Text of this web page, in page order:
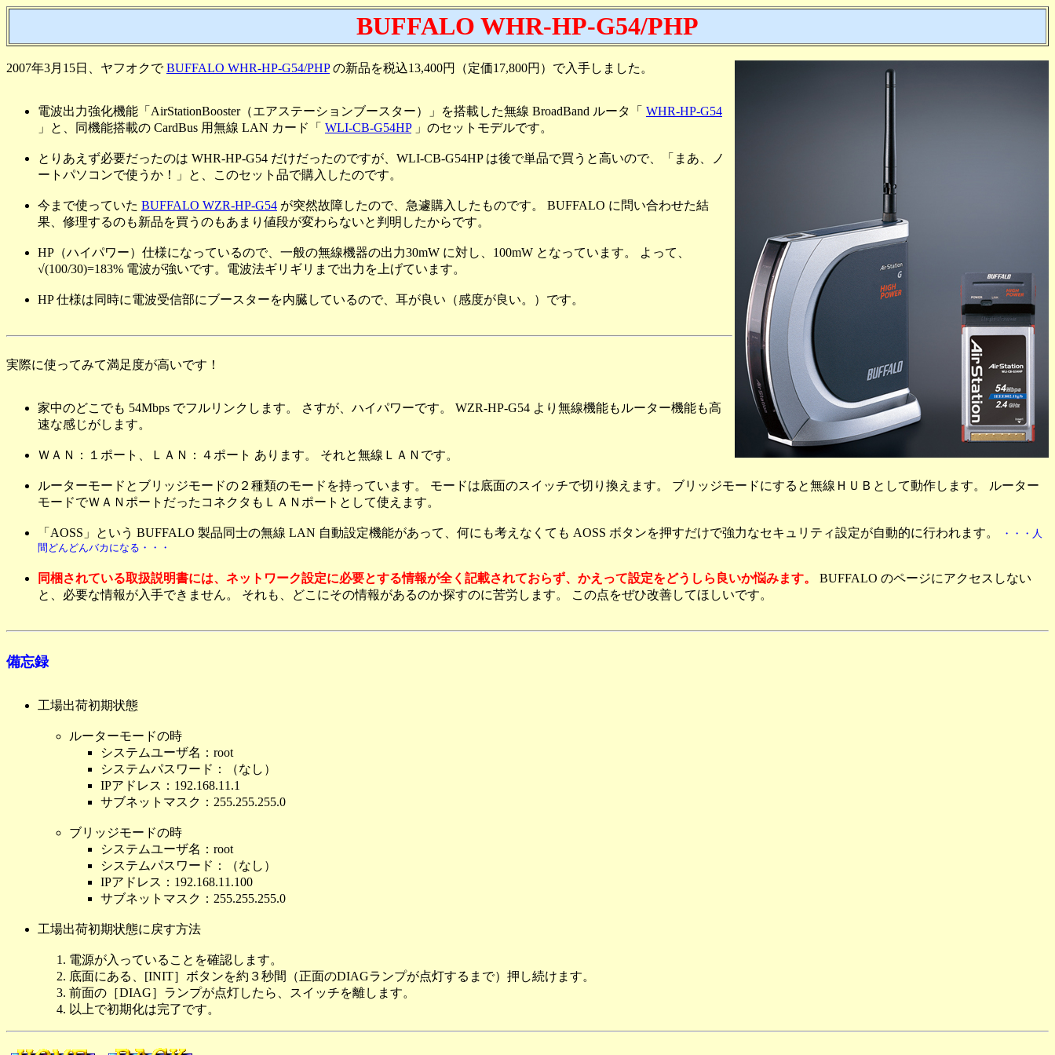
BUFFALO WHR-HP-G54/PHP
2007年3月15日、ヤフオクでBUFFALO WHR-HP-G54/PHPの新品を税込13,400円（定価17,800円）で入手しました。
電波出力強化機能「AirStationBooster（エアステーションブースター）」を搭載した無線 BroadBand ルータ「 WHR-HP-G54
」と、同機能搭載の CardBus 用無線 LAN カード「 WLI-CB-G54HP」のセットモデルです。
とりあえず必要だったのは WHR-HP-G54 だけだったのですが、WLI-CB-G54HP は後で単品で買うと高いので、「まあ、ノ
ートパソコンで使うか！」と、このセット品で購入したのです。
今まで使っていた BUFFALO WZR-HP-G54 が突然故障したので、急遽購入したものです。 BUFFALO に問い合わせた結
果、修理するのも新品を買うのもあまり値段が変わらないと判明したからです。
HP（ハイパワー）仕様になっているので、一般の無線機器の出力30mW に対し、100mW となっています。 よって、
√(100/30)=183% 電波が強いです。電波法ギリギリまで出力を上げています。
HP 仕様は同時に電波受信部にブースターを内臓しているので、耳が良い（感度が良い。）です。
実際に使ってみて満足度が高いです！
家中のどこでも 54Mbps でフルリンクします。 さすが、ハイパワーです。 WZR-HP-G54 より無線機能もルーター機能も高
速な感じがします。
ＷＡＮ：１ポート、ＬＡＮ：４ポート あります。 それと無線ＬＡＮです。
ルーターモードとブリッジモードの２種類のモードを持っています。 モードは底面のスイッチで切り換えます。 ブリッジモードにすると無線ＨＵＢとして動作します。 ルーター
モードでＷＡＮポートだったコネクタもＬＡＮポートとして使えます。
「AOSS」という BUFFALO 製品同士の無線 LAN 自動設定機能があって、何にも考えなくても AOSS ボタンを押すだけで強力なセキュリティ設定が自動的に行われます。 ・・・人
間どんどんバカになる・・・
同梱されている取扱説明書には、ネットワーク設定に必要とする情報が全く記載されておらず、かえって設定をどうしら良いか悩みます。
BUFFALO のページにアクセスしない
と、必要な情報が入手できません。 それも、どこにその情報があるのか探すのに苦労します。 この点をぜひ改善してほしいです。
備忘録
工場出荷初期状態
ルーターモードの時
システムユーザ名：root
システムパスワード：（なし）
IPアドレス：192.168.11.1
サブネットマスク：255.255.255.0
ブリッジモードの時
システムユーザ名：root
システムパスワード：（なし）
IPアドレス：192.168.11.100
サブネットマスク：255.255.255.0
工場出荷初期状態に戻す方法
電源が入っていることを確認します。
底面にある、[INIT］ボタンを約３秒間（正面のDIAGランプが点灯するまで）押し続けます。
前面の［DIAG］ランプが点灯したら、スイッチを離します。
以上で初期化は完了です。